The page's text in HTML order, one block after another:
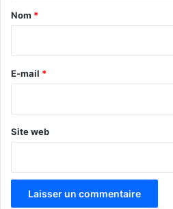
a
e
Nom *
E-mail *
Site web